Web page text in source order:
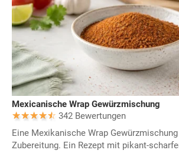
Mexicanische Wrap Gewürzmischung
342 Bewertungen
Eine Mexikanische Wrap
Zubereitung. Ein Rezept mit pikant-